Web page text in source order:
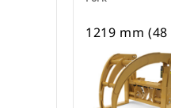
1219 mm